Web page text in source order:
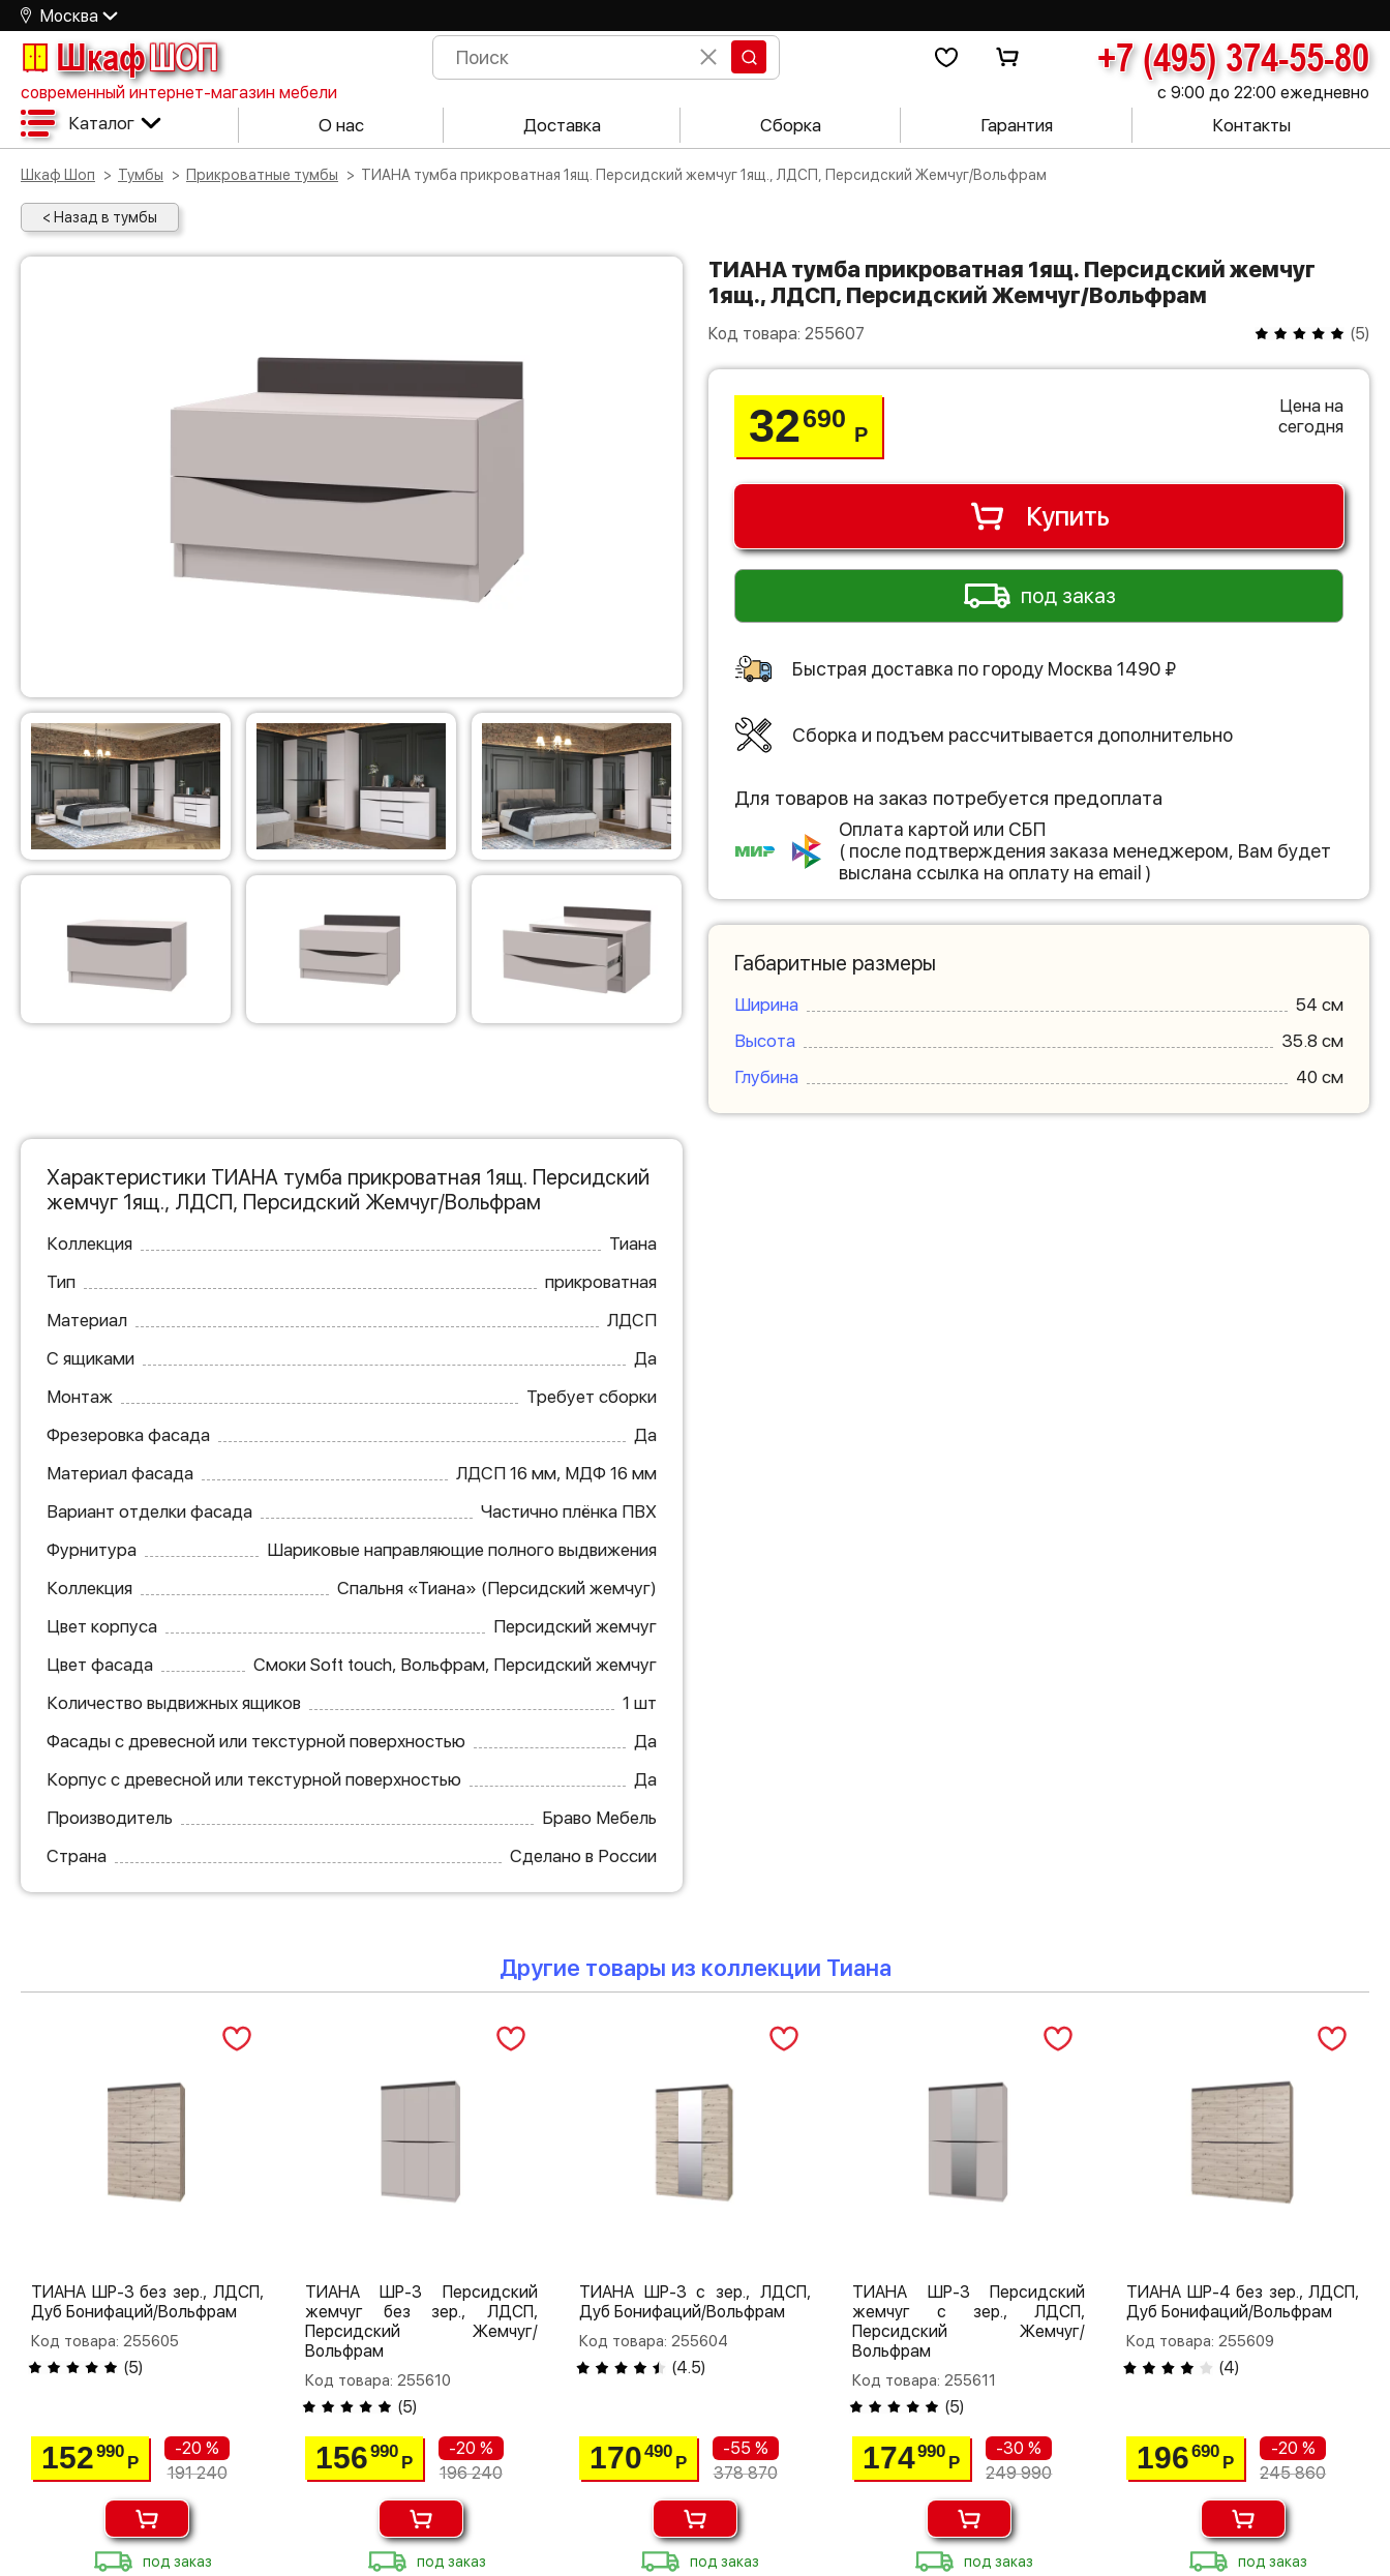
Москва
ШкафШОП +7 (495) 374-55-80
современный интернет-магазин мебели с 9:00 до 22:00 ежедневно
Каталог О нас Доставка Сборка Гарантия Контакты
Шкаф Шоп Тумбы Прикроватные тумбы ТИАНА тумба прикроватная 1ящ. Персидский жемчуг 1ящ., ЛДСП, Персидский Жемчуг/Вольфрам
< Назад в тумбы
ТИАНА тумба прикроватная 1ящ. Персидский жемчуг
1ящ., ЛДСП, Персидский Жемчуг/Вольфрам
Код товара: 255607 (5)
32690
Р
Цена на
сегодня
Купить
под заказ
Быстрая доставка по городу Москва 1490 ₽
Сборка и подъем рассчитывается дополнительно
Для товаров на заказ потребуется предоплата
Оплата картой или СБП
( после подтверждения заказа менеджером, Вам будет
выслана ссылка на оплату на email )
Габаритные размеры
Ширина
54 см
Высота
35.8 см
Глубина
40 см
Характеристики ТИАНА тумба прикроватная 1ящ. Персидский
жемчуг 1ящ., ЛДСП, Персидский Жемчуг/Вольфрам
Коллекция
Тиана
Тип
прикроватная
Материал
ЛДСП
С ящиками
Да
Монтаж
Требует сборки
Фрезеровка фасада
Да
Материал фасада
ЛДСП 16 мм, МДФ 16 мм
Вариант отделки фасада
Частично плёнка ПВХ
Фурнитура
Шариковые направляющие полного выдвижения
Коллекция
Спальня «Тиана» (Персидский жемчуг)
Цвет корпуса
Персидский жемчуг
Цвет фасада
Смоки Soft touch, Вольфрам, Персидский жемчуг
Количество выдвижных ящиков
1 шт
Фасады с древесной или текстурной поверхностью
Да
Корпус с древесной или текстурной поверхностью
Да
Производитель
Браво Мебель
Страна
Сделано в России
Другие товары из коллекции Тиана
ТИАНА ШР-3 без зер., ЛДСП,
Дуб Бонифаций/Вольфрам
Код товара: 255605
(5)
152990
Р
-20 %
191 240
под заказ
ТИАНА ШР-3 Персидский
жемчуг без зер., ЛДСП,
Персидский Жемчуг/
Вольфрам
Код товара: 255610
(5)
156990
Р
-20 %
196 240
под заказ
ТИАНА ШР-3 с зер., ЛДСП,
Дуб Бонифаций/Вольфрам
Код товара: 255604
(4.5)
170490
Р
-55 %
378 870
под заказ
ТИАНА ШР-3 Персидский
жемчуг с зер., ЛДСП,
Персидский Жемчуг/
Вольфрам
Код товара: 255611
(5)
174990
Р
-30 %
249 990
под заказ
ТИАНА ШР-4 без зер., ЛДСП,
Дуб Бонифаций/Вольфрам
Код товара: 255609
(4)
196690
Р
-20 %
245 860
под заказ